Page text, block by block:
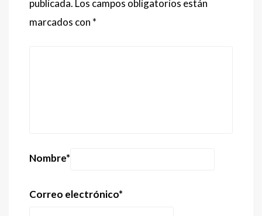
publicada. Los campos obligatorios están
marcados con *
Nombre*
Correo electrónico*